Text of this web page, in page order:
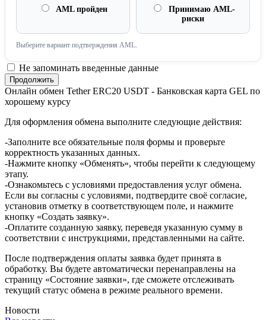
AML пройден
Принимаю AML-
риски
Выберите вариант подтверждения AML.
Не запоминать введенные данные
Онлайн обмен Tether ERC20 USDT - Банковская карта GEL по
хорошему курсу
Для оформления обмена выполните следующие действия:
-Заполните все обязательные поля формы и проверьте
корректность указанных данных.
-Нажмите кнопку «Обменять», чтобы перейти к следующему
этапу.
-Ознакомьтесь с условиями предоставления услуг обмена.
Если вы согласны с условиями, подтвердите своё согласие,
установив отметку в соответствующем поле, и нажмите
кнопку «Создать заявку».
-Оплатите созданную заявку, переведя указанную сумму в
соответствии с инструкциями, представленными на сайте.
После подтверждения оплаты заявка будет принята в
обработку. Вы будете автоматически перенаправлены на
страницу «Состояние заявки», где сможете отслеживать
текущий статус обмена в режиме реального времени.
Новости